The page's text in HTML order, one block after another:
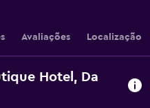
Avaliações Localização
Hotel, Da